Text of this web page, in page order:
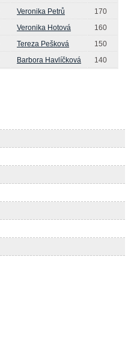
Veronika Petrů
170
Veronika Hotová
160
Tereza Pešková
150
Barbora Havlíčková 140